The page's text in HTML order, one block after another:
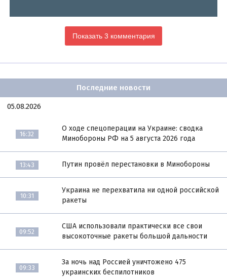
Показать 3 комментария
Последние новости
05.08.2026
16:32
О ходе спецоперации на Украине: сводка
Минобороны РФ на 5 августа 2026 года
13:43 Путин провёл перестановки в Минобороны
10:31
Украина не перехватила ни одной российской
ракеты
09:52
США использовали практически все свои
высокоточные ракеты большой дальности
09:33
За ночь над Россией уничтожено 475
украинских беспилотников